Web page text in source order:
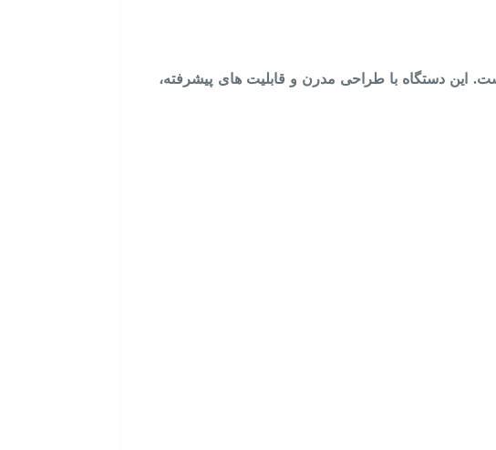
مختلف هستید، برس اسکرابر شارژی ۸ کاره انتخابی ایده‌ آل است. این دستگاه با طراحی مدرن و قابلیت‌ های پیشرفته،